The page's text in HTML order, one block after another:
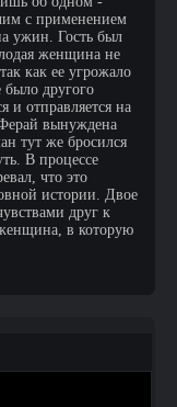
с применением
ужин. Гость был
женщина не
как ее угрожало
другого
и отправляется на
вынуждена
тут же бросился
В процессе
что это
истории. Двое
друг к
в которую